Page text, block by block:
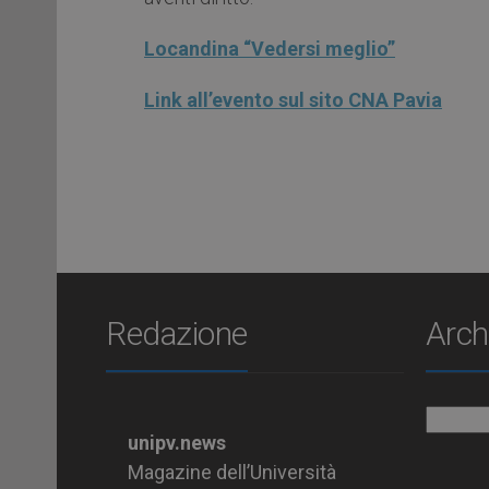
Locandina “Vedersi meglio”
Link all’evento sul sito CNA Pavia
Redazione
unipv.news
Magazine dell’Università